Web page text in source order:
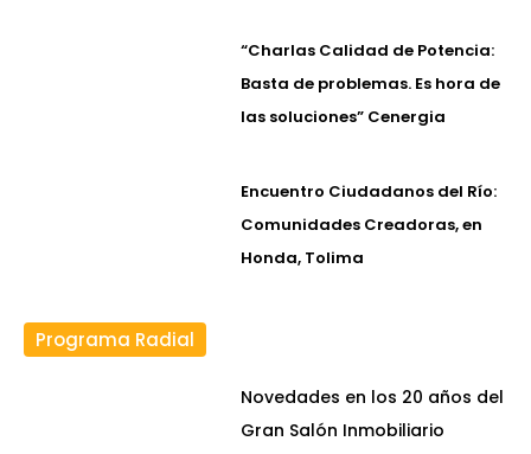
“Charlas Calidad de Potencia:
Basta de problemas. Es hora de
las soluciones” Cenergia
Encuentro Ciudadanos del Río:
Comunidades Creadoras, en
Honda, Tolima
Programa Radial
Novedades en los 20 años del
Gran Salón Inmobiliario